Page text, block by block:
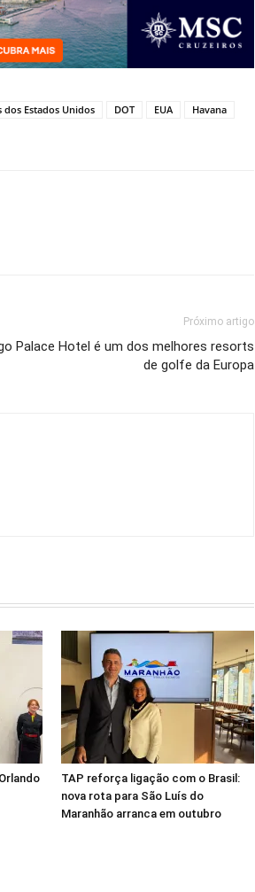
Estados Unidos DOT EUA
Havana
Próximo artigo
Palace Hotel é um dos melhores resorts
de golfe da Europa
TAP reforça ligação com o Brasil:
nova rota para São Luís do
Maranhão arranca em outubro